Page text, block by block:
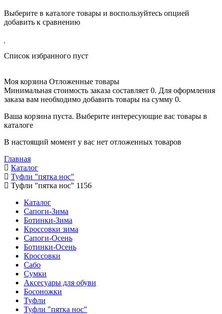
Выберите в каталоге товары и воспользуйтесь опцией
добавить к сравнению
Список избранного пуст
Моя корзина Отложенные товары
Минимальная стоимость заказа составляет 0. Для оформления
заказа вам необходимо добавить товары на сумму 0.
Ваша корзина пуста. Выберите интересующие вас товары в
каталоге
В настоящий момент у вас нет отложенных товаров
Главная
Каталог
Туфли "пятка нос"
Туфли "пятка нос" 1156
Каталог
Сапоги-Зима
Ботинки-Зима
Кроссовки зима
Сапоги-Осень
Ботинки-Осень
Кроссовки
Сабо
Сумки
Аксесуары для обуви
Босоножки
Туфли
Туфли "пятка нос"